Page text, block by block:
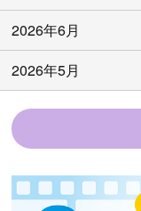
2026年6月
2026年5月